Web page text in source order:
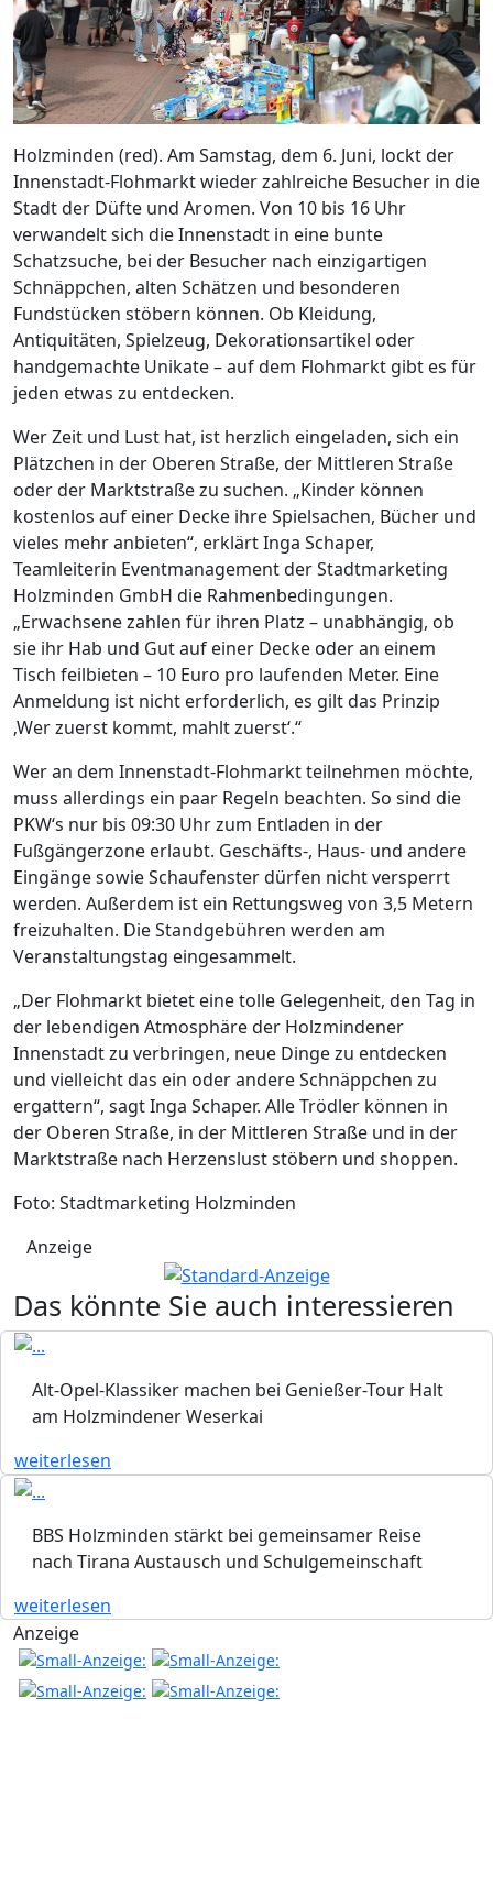
Holzminden (red). Am Samstag, dem 6. Juni, lockt der
Innenstadt-Flohmarkt wieder zahlreiche Besucher in die
Stadt der Düfte und Aromen. Von 10 bis 16 Uhr
verwandelt sich die Innenstadt in eine bunte
Schatzsuche, bei der Besucher nach einzigartigen
Schnäppchen, alten Schätzen und besonderen
Fundstücken stöbern können. Ob Kleidung,
Antiquitäten, Spielzeug, Dekorationsartikel oder
handgemachte Unikate – auf dem Flohmarkt gibt es für
jeden etwas zu entdecken.
Wer Zeit und Lust hat, ist herzlich eingeladen, sich ein
Plätzchen in der Oberen Straße, der Mittleren Straße
oder der Marktstraße zu suchen. „Kinder können
kostenlos auf einer Decke ihre Spielsachen, Bücher und
vieles mehr anbieten“, erklärt Inga Schaper,
Teamleiterin Eventmanagement der Stadtmarketing
Holzminden GmbH die Rahmenbedingungen.
„Erwachsene zahlen für ihren Platz – unabhängig, ob
sie ihr Hab und Gut auf einer Decke oder an einem
Tisch feilbieten – 10 Euro pro laufenden Meter. Eine
Anmeldung ist nicht erforderlich, es gilt das Prinzip
‚Wer zuerst kommt, mahlt zuerst‘.“
Wer an dem Innenstadt-Flohmarkt teilnehmen möchte,
muss allerdings ein paar Regeln beachten. So sind die
PKW‘s nur bis 09:30 Uhr zum Entladen in der
Fußgängerzone erlaubt. Geschäfts-, Haus- und andere
Eingänge sowie Schaufenster dürfen nicht versperrt
werden. Außerdem ist ein Rettungsweg von 3,5 Metern
freizuhalten. Die Standgebühren werden am
Veranstaltungstag eingesammelt.
„Der Flohmarkt bietet eine tolle Gelegenheit, den Tag in
der lebendigen Atmosphäre der Holzmindener
Innenstadt zu verbringen, neue Dinge zu entdecken
und vielleicht das ein oder andere Schnäppchen zu
ergattern“, sagt Inga Schaper. Alle Trödler können in
der Oberen Straße, in der Mittleren Straße und in der
Marktstraße nach Herzenslust stöbern und shoppen.
Foto: Stadtmarketing Holzminden
Anzeige
Das könnte Sie auch interessieren
Alt-Opel-Klassiker machen bei Genießer-Tour Halt
am Holzmindener Weserkai
weiterlesen
BBS Holzminden stärkt bei gemeinsamer Reise
nach Tirana Austausch und Schulgemeinschaft
weiterlesen
Anzeige